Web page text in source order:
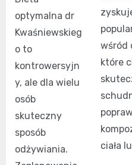
optymalna dr
Kwaśniewskieg
o to
kontrowersyjn
y, ale dla wielu
osób
skuteczny
sposób
odżywiania.
wśród
które
ciała